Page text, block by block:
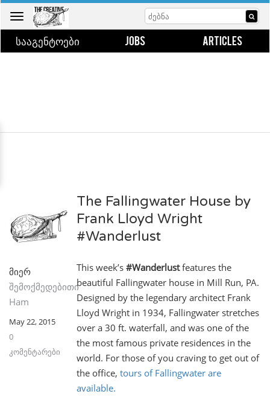
Toggle
navigation
ᲡᲐᲐᲒᲔᲜᲢᲝᲔᲑᲘ JOBS ARTICLES
მიერ
შემოქმედებითი
Ham
May 22, 2015
0
კომენტარები
The Fallingwater House by
Frank Lloyd Wright
#Wanderlust
This week’s #Wanderlustfeatures the
beautiful Fallingwater house in Mill Run, PA.
Designed by the legendary architect Frank
Lloyd Wright in 1934, Fallingwater stretches
over a 30 ft. waterfall, and was one of the
the most famous private residences in the
world. For those of you craving to get out of
the office, tours of Fallingwater are
available.